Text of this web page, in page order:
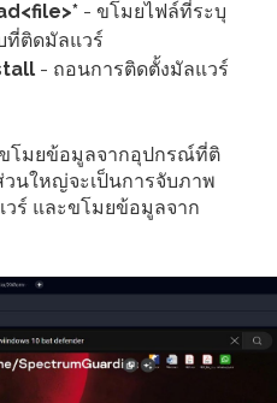
- ขโมยไฟล์ที่ระบุ
ที่ติดมัลแวร์
- ถอนการติดตั้งมัลแวร์
ขโมยข้อมูลจากอุปกรณ์ที่ติ
นใหญ่จะเป็นการจับภาพ
ร์ และขโมยข้อมูลจาก